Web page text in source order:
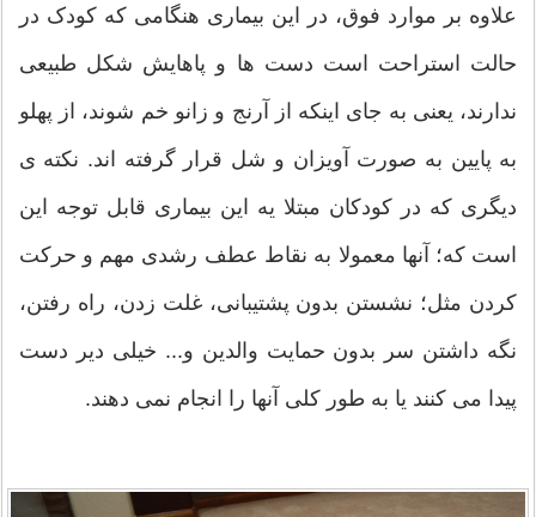
علاوه بر موارد فوق، در این بیماری هنگامی که کودک در
حالت استراحت است دست ها و پاهایش شکل طبیعی
ندارند، یعنی به جای اینکه از آرنج و زانو خم شوند، از پهلو
به پایین به صورت آویزان و شل قرار گرفته اند. نکته ی
دیگری که در کودکان مبتلا یه این بیماری قابل توجه این
است که؛ آنها معمولا به نقاط عطف رشدی مهم و حرکت
کردن مثل؛ نشستن بدون پشتیبانی، غلت زدن، راه رفتن،
نگه داشتن سر بدون حمایت والدین و... خیلی دیر دست
پیدا می کنند یا به طور کلی آنها را انجام نمی دهند.